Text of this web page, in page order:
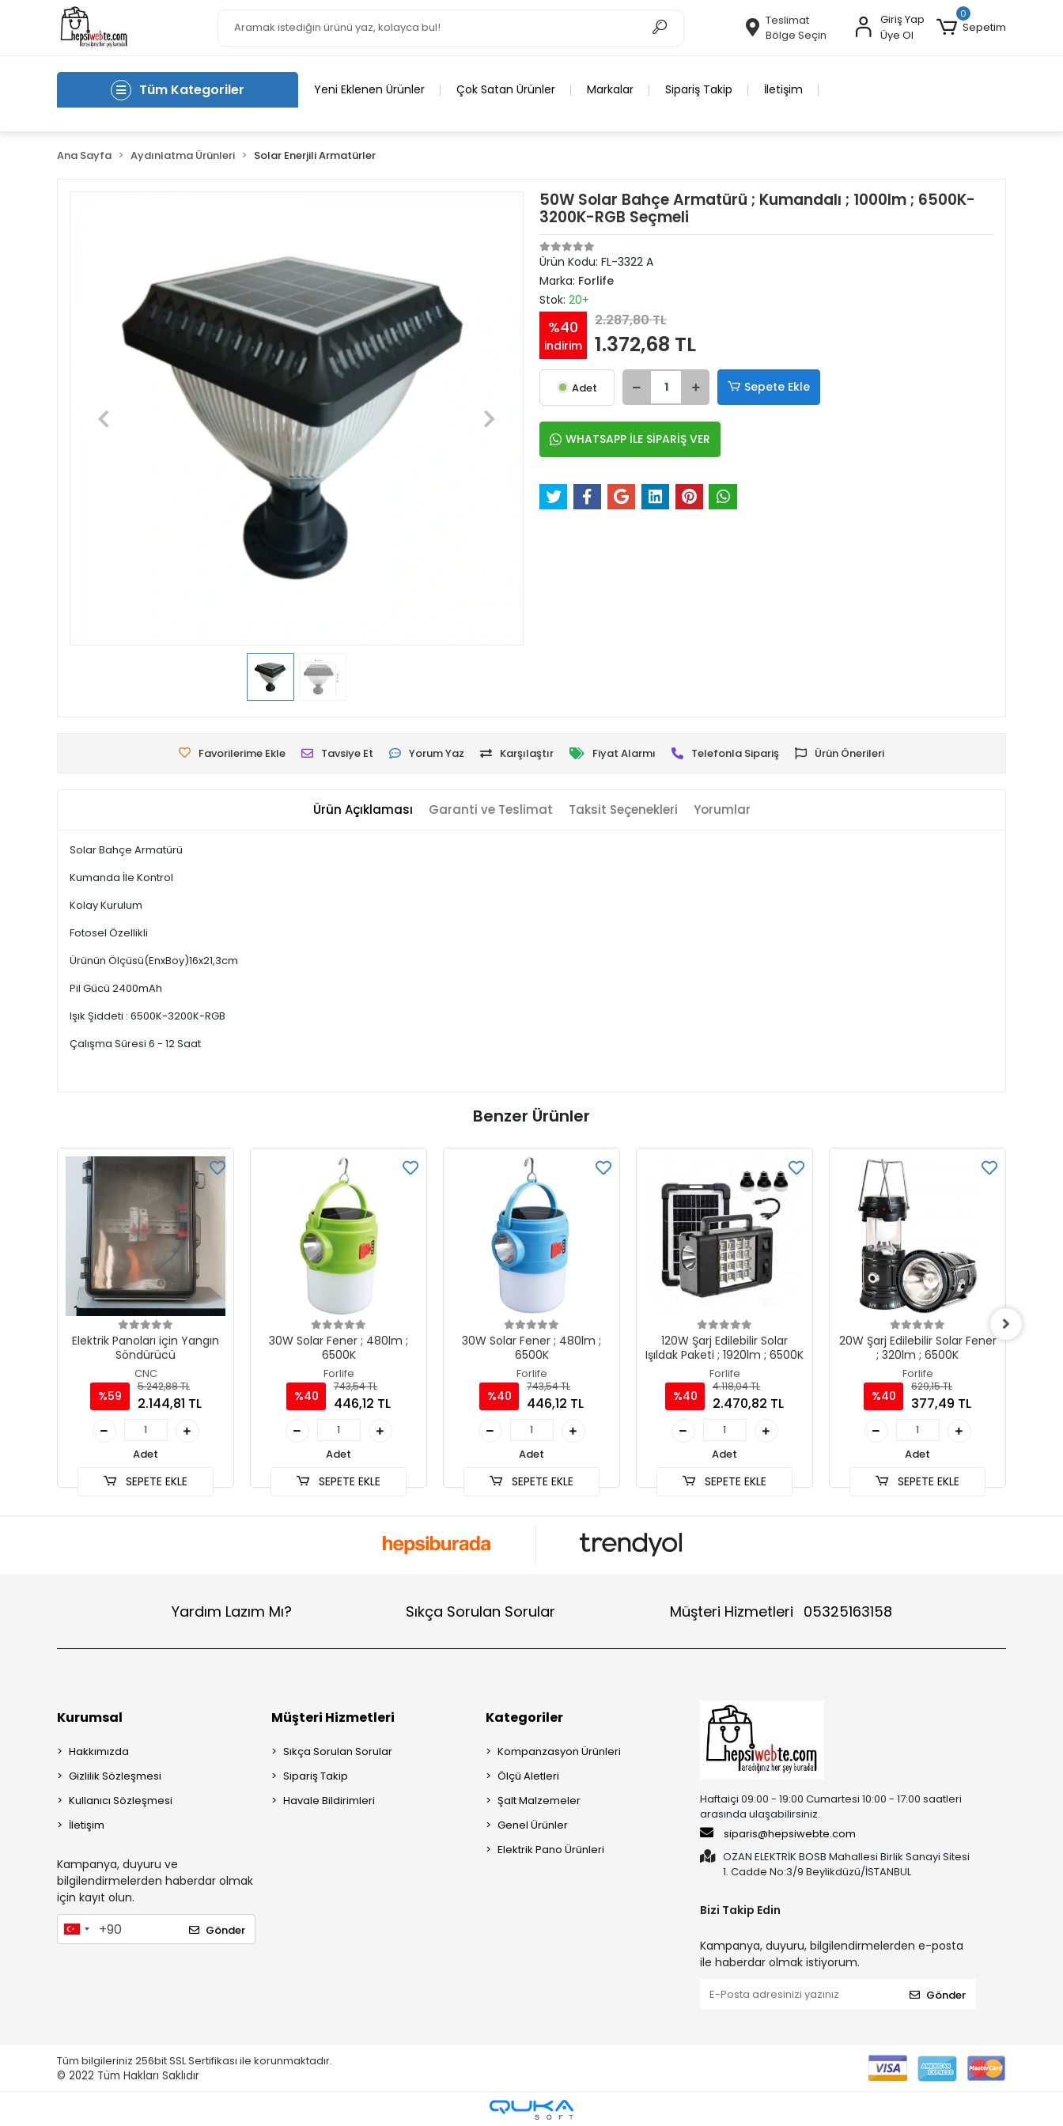
Teslimat
Bölge Seçin
Giriş Yap
Üye Ol
0
Sepetim
Tüm Kategoriler Yeni Eklenen Ürünler Çok Satan Ürünler Markalar Sipariş Takip İletişim
Ana Sayfa Aydınlatma Ürünleri Solar Enerjili Armatürler
50W Solar Bahçe Armatürü ; Kumandalı ; 1000lm ; 6500K-
3200K-RGB Seçmeli
Ürün Kodu: FL-3322 A
Marka: Forlife
Stok: 20+
%40
indirim
2.287,80 TL
1.372,68 TL
Adet Sepete Ekle
WHATSAPP İLE SİPARİŞ VER
Favorilerime Ekle Tavsiye Et Yorum Yaz Karşılaştır Fiyat Alarmı Telefonla Sipariş Ürün Önerileri
Ürün Açıklaması Garanti ve Teslimat Taksit Seçenekleri Yorumlar
Solar Bahçe Armatürü
Kumanda İle Kontrol
Kolay Kurulum
Fotosel Özellikli
Ürünün Ölçüsü(EnxBoy)16x21,3cm
Pil Gücü 2400mAh
Işık Şiddeti : 6500K-3200K-RGB
Çalışma Süresi 6 - 12 Saat
Benzer Ürünler
Elektrik Panoları için Yangın
Söndürücü
CNC
%59
5.242,88 TL
2.144,81 TL
Adet
SEPETE EKLE
30W Solar Fener ; 480lm ;
6500K
Forlife
%40
743,54 TL
446,12 TL
Adet
SEPETE EKLE
30W Solar Fener ; 480lm ;
6500K
Forlife
%40
743,54 TL
446,12 TL
Adet
SEPETE EKLE
120W Şarj Edilebilir Solar
Işıldak Paketi ; 1920lm ; 6500K
Forlife
%40
4.118,04 TL
2.470,82 TL
Adet
SEPETE EKLE
20W Şarj Edilebilir Solar Fener
; 320lm ; 6500K
Forlife
%40
629,15 TL
377,49 TL
Adet
SEPETE EKLE
Yardım Lazım Mı? Sıkça Sorulan Sorular Müşteri Hizmetleri 05325163158
Kurumsal
Hakkımızda
Gizlilik Sözleşmesi
Kullanıcı Sözleşmesi
İletişim
Kampanya, duyuru ve
bilgilendirmelerden haberdar olmak
için kayıt olun.
Gönder
Müşteri Hizmetleri
Sıkça Sorulan Sorular
Sipariş Takip
Havale Bildirimleri
Kategoriler
Kompanzasyon Ürünleri
Ölçü Aletleri
Şalt Malzemeler
Genel Ürünler
Elektrik Pano Ürünleri
Haftaiçi 09:00 - 19:00 Cumartesi 10:00 - 17:00 saatleri
arasında ulaşabilirsiniz.
siparis@hepsiwebte.com
OZAN ELEKTRİK BOSB Mahallesi Birlik Sanayi Sitesi
1. Cadde No:3/9 Beylikdüzü/İSTANBUL
Bizi Takip Edin
Kampanya, duyuru, bilgilendirmelerden e-posta
ile haberdar olmak istiyorum.
Gönder
Tüm bilgileriniz 256bit SSL Sertifikası ile korunmaktadır.
© 2022 Tüm Hakları Saklıdır